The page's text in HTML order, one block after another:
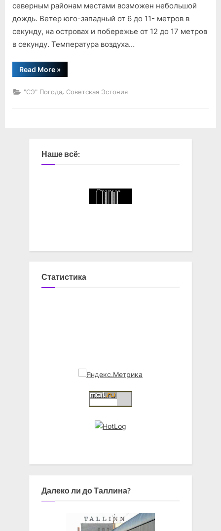
северным районам местами возможен небольшой
дождь. Ветер юго-западный от 6 до 11- метров в
секунду, на островах и побережье от 12 до 17 метров
в секунду. Температура воздуха…
Read More“Погода”
»
"СЭ" Погода, Советская Эстония
Наше всё:
Статистика
Далеко ли до Таллина?